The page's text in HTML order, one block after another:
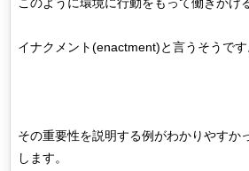
このように環境に行動をもって働きかけ
イナクメント(enactment)と言うそうです
その重要性を説明する例がわかりやすか
します。